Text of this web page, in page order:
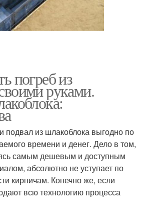
погреб из
руками.
подвал из шлакоблока выгодно по
времени и денег. Дело в том,
самым дешевым и доступным
абсолютно не уступает по
кирпичам. Конечно же, если
всю технологию процесса